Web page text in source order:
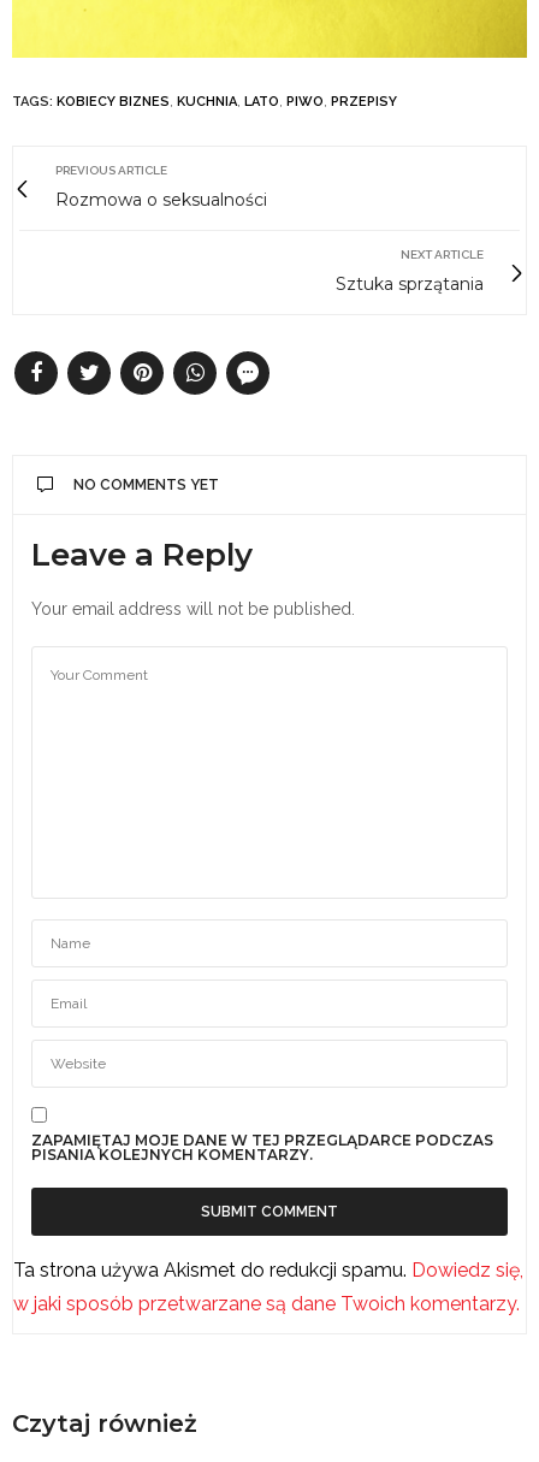
TAGS: KOBIECY BIZNES, KUCHNIA, LATO, PIWO, PRZEPISY
PREVIOUS ARTICLE
Rozmowa o seksualności
NEXT ARTICLE
Sztuka sprzątania
NO COMMENTS YET
Leave a Reply
Your email address will not be published.
ZAPAMIĘTAJ MOJE DANE W TEJ PRZEGLĄDARCE PODCZAS
PISANIA KOLEJNYCH KOMENTARZY.
Ta strona używa Akismet do redukcji spamu. Dowiedz się,
w jaki sposób przetwarzane są dane Twoich komentarzy.
Czytaj również